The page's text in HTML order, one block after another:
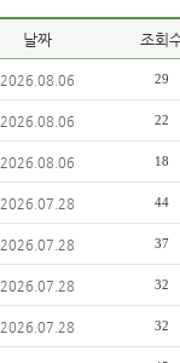
날짜 조회
2026.08.06 29
2026.08.06 22
2026.08.06 18
2026.07.28 44
2026.07.28 37
2026.07.28 32
2026.07.28 32